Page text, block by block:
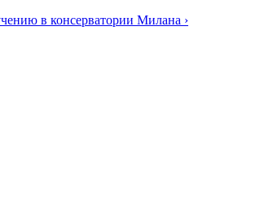
в консерватории Милана ›